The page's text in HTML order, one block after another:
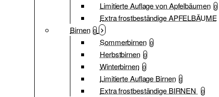
Limitierte Auflage von Apfelbäumen 0
Extra frostbeständige APFELBÄUME
Birnen 0
Sommerbirnen 0
Herbstbirnen 0
Winterbirnen 0
Limitierte Auflage Birnen 0
Extra frostbeständige BIRNEN 0